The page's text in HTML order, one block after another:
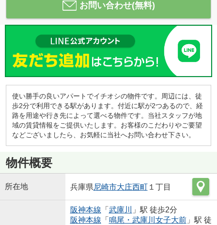
お問い合わせ(無料)
使い勝手の良いアパートでイチオシの物件です。周辺には、徒
歩2分で利用できる駅があります。付近に駅が2つあるので、経
路を用途や行き先によって選べる物件です。当社スタッフが地
域の賃貸情報をご提供いたします。お客様のこだわりやご要望
などございましたら、お気軽に当社へお問い合わせ下さい。
物件概要
所在地 兵庫県尼崎市大庄西町１丁目
阪神本線 「 武庫川
」駅 徒歩2分
阪神本線 「 鳴尾・武庫川女子大前」駅 徒